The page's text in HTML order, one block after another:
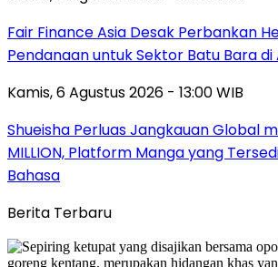
Fair Finance Asia Desak Perbankan
Pendanaan untuk Sektor Batu Bara di
Kamis, 6 Agustus 2026 - 13:00 WIB
Shueisha Perluas Jangkauan Global
MILLION, Platform Manga yang
Bahasa
Berita Terbaru